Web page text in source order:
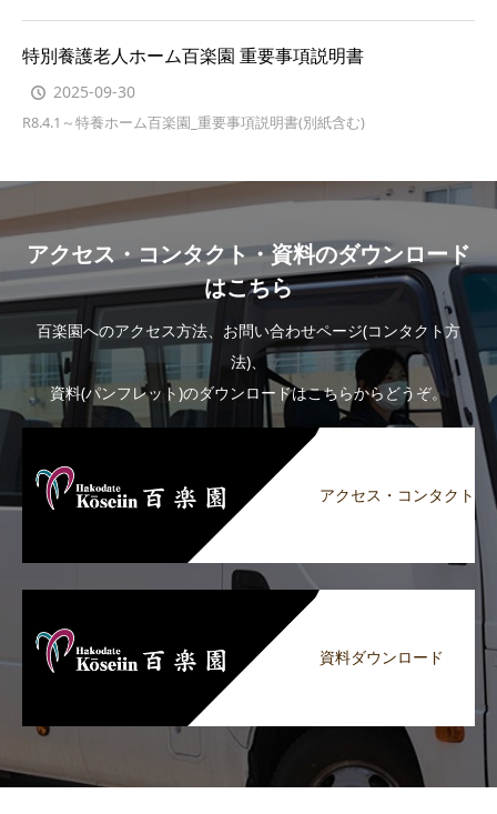
特別養護老人ホーム百楽園 重要事項説明書
2025-09-30
R8.4.1～特養ホーム百楽園_重要事項説明書(別紙含む)
アクセス・コンタクト・資料のダウンロード
はこちら
百楽園へのアクセス方法、お問い合わせページ(コンタクト方
法)、
資料(パンフレット)のダウンロードはこちらからどうぞ。
アクセス・コンタクト
資料ダウンロード